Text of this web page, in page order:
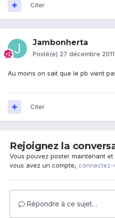
Citer
Jambonherta
Posté(e) 27 décembre 2011
Au moins on sait que le pb vient
Citer
Rejoignez la
Vous pouvez poster maintenant
vous avez un compte, connectez-
Répondre à ce sujet…